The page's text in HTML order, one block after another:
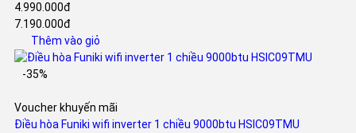
4.990.000đ
7.190.000đ
Thêm vào giỏ
-35%
Voucher khuyến mãi
Điều hòa Funiki wifi inverter 1 chiều 9000btu HSIC09TMU